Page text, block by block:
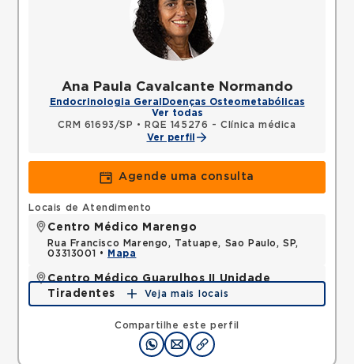
Ana Paula Cavalcante Normando
Endocrinologia Geral Doenças Osteometabólicas
Ver todas
CRM 61693/SP •
RQE 145276 - Clínica médica
Ver perfil
Agende uma consulta
Compartilhe este perfil
Locais de Atendimento
Centro Médico Marengo
Rua Francisco Marengo, Tatuape, Sao Paulo, SP,
03313001 •
Mapa
Centro Médico Guarulhos II Unidade
Tiradentes
Avenida Tiradentes, Jardim Guarulhos, Guarulhos,
SP, 07090000 •
Mapa
Veja mais locais